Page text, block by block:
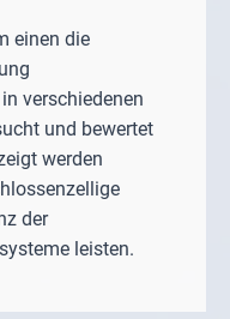
einen die
verschiedenen
und bewertet
werden
der
leisten.